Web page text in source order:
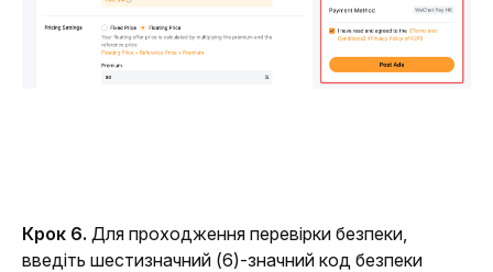
Крок 6. Для проходження перевірки безпеки,
введіть шестизначний (6)-значний код безпеки